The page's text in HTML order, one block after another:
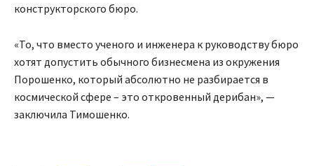
конструкторского бюро.
«То, что вместо ученого и инженера к руководству бюро
хотят допустить обычного бизнесмена из окружения
Порошенко, который абсолютно не разбирается в
космической сфере – это откровенный дерибан», —
заключила Тимошенко.